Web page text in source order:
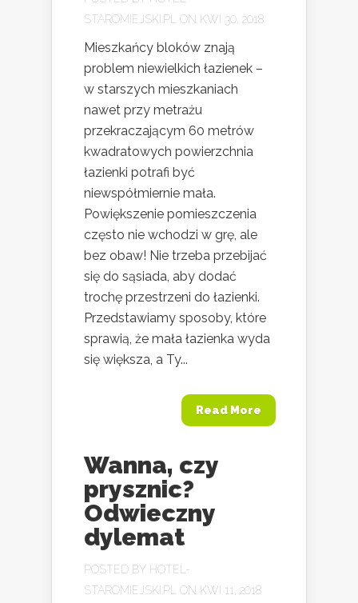
STAROMIEJSKI.PL
ON KWI 30, 2018
Mieszkańcy bloków znają
problem niewielkich łazienek –
w starszych mieszkaniach
nawet przy metrażu
przekraczającym 60 metrów
kwadratowych powierzchnia
łazienki potrafi być
niewspółmiernie mała.
Powiększenie pomieszczenia
często nie wchodzi w grę, ale
bez obaw! Nie trzeba przebijać
się do sąsiada, aby dodać
trochę przestrzeni do łazienki.
Przedstawiamy sposoby, które
sprawią, że mała łazienka wyda
się większa, a Ty...
Read More
Wanna, czy
prysznic?
Odwieczny
dylemat
POSTED BY HOTEL-
STAROMIEJSKI.PL
ON KWI 11, 2018